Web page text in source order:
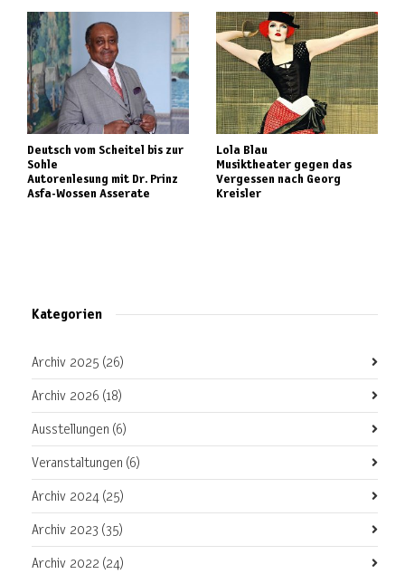
Deutsch vom Scheitel bis zur
Sohle
Autorenlesung mit Dr. Prinz
Asfa-Wossen Asserate
Lola Blau
Musiktheater gegen das
Vergessen nach Georg
Kreisler
Kategorien
Archiv 2025 (26)
Archiv 2026 (18)
Ausstellungen (6)
Veranstaltungen (6)
Archiv 2024 (25)
Archiv 2023 (35)
Archiv 2022 (24)